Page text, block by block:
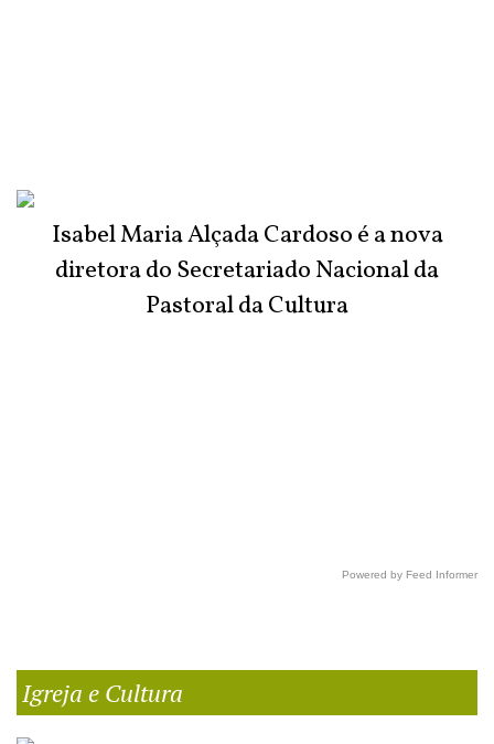
Isabel Maria Alçada Cardoso é a nova
diretora do Secretariado Nacional da
Pastoral da Cultura
Powered by Feed Informer
Igreja e Cultura